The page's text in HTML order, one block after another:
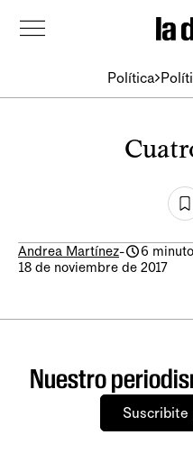
Política
Andrea Martínez-
6
18 de noviembre de 2017
Nuestro
Suscribite